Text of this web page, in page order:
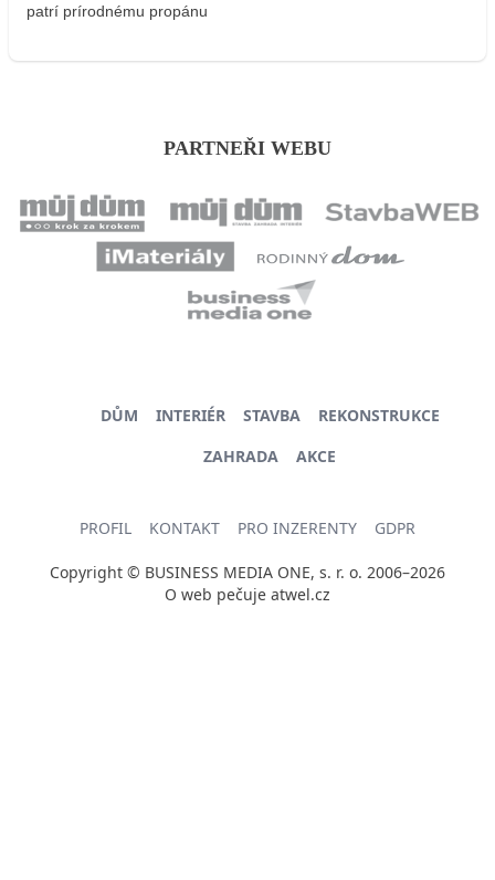
patrí prírodnému propánu
PARTNEŘI WEBU
DŮM INTERIÉR STAVBA
REKONSTRUKCE
ZAHRADA
AKCE
PROFIL KONTAKT PRO INZERENTY GDPR
Copyright © BUSINESS MEDIA ONE, s. r. o. 2006–2026